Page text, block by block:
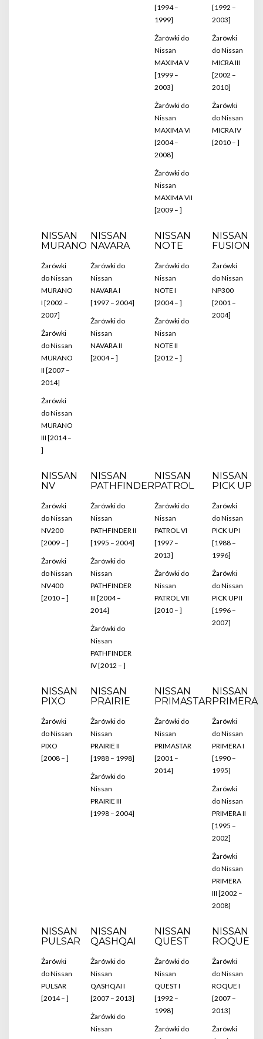
[1994 –
1999]
Żarówki do
Nissan
MAXIMA V
[1999 –
2003]
Żarówki do
Nissan
MAXIMA VI
[2004 –
2008]
Żarówki do
Nissan
MAXIMA VII
[2009 – ]
[1992 –
2003]
Żarówki
do Nissan
MICRA III
[2002 –
2010]
Żarówki
do Nissan
MICRA IV
[2010 – ]
NISSAN
MURANO
Żarówki
do Nissan
MURANO
I [2002 –
2007]
Żarówki
do Nissan
MURANO
II [2007 –
2014]
Żarówki
do Nissan
MURANO
III [2014 –
]
NISSAN
NAVARA
Żarówki do
Nissan
NAVARA I
[1997 – 2004]
Żarówki do
Nissan
NAVARA II
[2004 – ]
NISSAN
NOTE
Żarówki do
Nissan
NOTE I
[2004 – ]
Żarówki do
Nissan
NOTE II
[2012 – ]
NISSAN
FUSION
Żarówki
do Nissan
NP300
[2001 –
2004]
NISSAN
NV
Żarówki
do Nissan
NV200
[2009 – ]
Żarówki
do Nissan
NV400
[2010 – ]
NISSAN
PATHFINDER
Żarówki do
Nissan
PATHFINDER II
[1995 – 2004]
Żarówki do
Nissan
PATHFINDER
III [2004 –
2014]
Żarówki do
Nissan
PATHFINDER
IV [2012 – ]
NISSAN
PATROL
Żarówki do
Nissan
PATROL VI
[1997 –
2013]
Żarówki do
Nissan
PATROL VII
[2010 – ]
NISSAN
PICK UP
Żarówki
do Nissan
PICK UP I
[1988 –
1996]
Żarówki
do Nissan
PICK UP II
[1996 –
2007]
NISSAN
PIXO
Żarówki
do Nissan
PIXO
[2008 – ]
NISSAN
PRAIRIE
Żarówki do
Nissan
PRAIRIE II
[1988 – 1998]
Żarówki do
Nissan
PRAIRIE III
[1998 – 2004]
NISSAN
PRIMASTAR
Żarówki do
Nissan
PRIMASTAR
[2001 –
2014]
NISSAN
PRIMERA
Żarówki
do Nissan
PRIMERA I
[1990 –
1995]
Żarówki
do Nissan
PRIMERA II
[1995 –
2002]
Żarówki
do Nissan
PRIMERA
III [2002 –
2008]
NISSAN
PULSAR
Żarówki
do Nissan
PULSAR
[2014 – ]
NISSAN
QASHQAI
Żarówki do
Nissan
QASHQAI I
[2007 – 2013]
Żarówki do
Nissan
NISSAN
QUEST
Żarówki do
Nissan
QUEST I
[1992 –
1998]
Żarówki do
NISSAN
ROQUE
Żarówki
do Nissan
ROQUE I
[2007 –
2013]
Żarówki